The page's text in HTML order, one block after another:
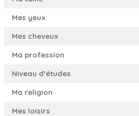
Mes yeux
Mes cheveux
Ma profession
Niveau d’études
Ma religion
Mes loisirs